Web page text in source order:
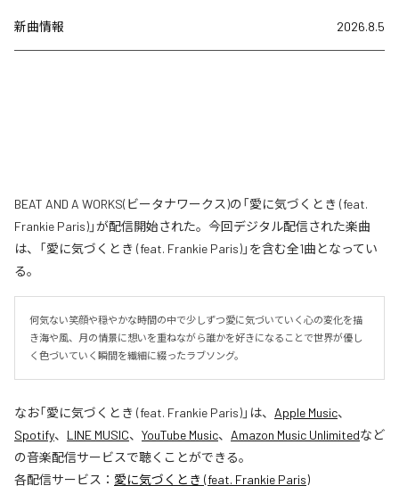
新曲情報 2026.8.5
BEAT AND A WORKS(ビータナワークス)の「愛に気づくとき (feat.
Frankie Paris)」が配信開始された。今回デジタル配信された楽曲
は、「愛に気づくとき (feat. Frankie Paris)」を含む全1曲となってい
る。
何気ない笑顔や穏やかな時間の中で少しずつ愛に気づいていく心の変化を描
き海や風、月の情景に想いを重ねながら誰かを好きになることで世界が優し
く色づいていく瞬間を繊細に綴ったラブソング。
なお「愛に気づくとき (feat. Frankie Paris)」は、 Apple Music、
Spotify、 LINE MUSIC、 YouTube Music、 Amazon Music Unlimitedなど
の音楽配信サービスで聴くことができる。
各配信サービス： 愛に気づくとき (feat. Frankie Paris)